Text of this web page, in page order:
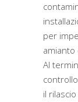
per
amianto
Al
il